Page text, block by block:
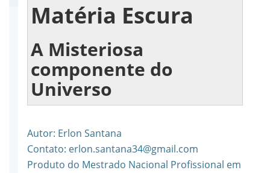
Matéria Escura
Modelos
Evidências Teóricas
Evidências
Observacionais
Matéria Escura
A Misteriosa
componente do
Universo
Autor: Erlon Santana
Contato: erlon.santana34@gmail.com
Produto do Mestrado Nacional Profissional em